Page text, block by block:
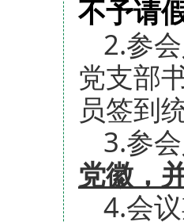
不予请
2.参
党支部
员签到
3.参
党徽，
4.会